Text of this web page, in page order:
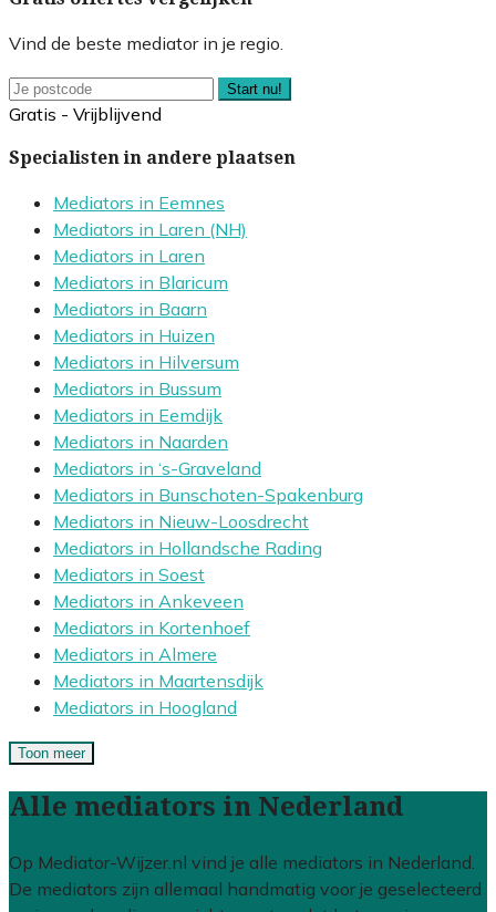
Vind de beste mediator in je regio.
Start nu!
Gratis - Vrijblijvend
Specialisten in andere plaatsen
Mediators in Eemnes
Mediators in Laren (NH)
Mediators in Laren
Mediators in Blaricum
Mediators in Baarn
Mediators in Huizen
Mediators in Hilversum
Mediators in Bussum
Mediators in Eemdijk
Mediators in Naarden
Mediators in ‘s-Graveland
Mediators in Bunschoten-Spakenburg
Mediators in Nieuw-Loosdrecht
Mediators in Hollandsche Rading
Mediators in Soest
Mediators in Ankeveen
Mediators in Kortenhoef
Mediators in Almere
Mediators in Maartensdijk
Mediators in Hoogland
Toon meer
Alle mediators in Nederland
Op Mediator-Wijzer.nl vind je alle mediators in Nederland.
De mediators zijn allemaal handmatig voor je geselecteerd